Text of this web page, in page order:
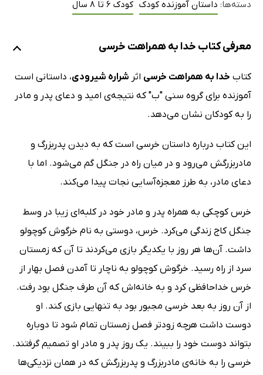
دسته‌ها: داستان آموزنده کودک کودک 6 تا 8 سال
معرفی کتاب خدا به همراهت خرسی
کتاب خدا به همراهت خرسی اثر شراره شیرودی، داستانی است
آموزنده برای گروه سنی "ب" که نتیجه‌ی امید و دعای پدر و مادر
را به کودکان نشان می‌دهد.
این کتاب درباره داستان خرسی است که به دیدن پدر‌بزرگ و
مادر‌بزرگش می‌رود و در میان راه در جنگل گم می‌شود. اما با
دعای مادر، به طرز معجزه‌آسایی نجات پیدا می‌کند.
خرس کوچکی به همراه پدر و مادر خود در کلبه‌ای زیبا در وسط
جنگل کاج زندگی می‌کرد. خرس، دوستی به نام خرگوش کوچولو
داشت. آن‌ها هر روز با یکدیگر بازی می‌کردند تا آن که زمستان
سرد از راه رسید. خرگوش کوچولو به ناچار تا آمدن فصل بهار از
خرس خداحافظی کرد و به خانه‌اش که آن طرف جنگل بود رفت.
از آن روز به بعد خرسی مجبور بود به تنهایی بازی کند. او
دوست داشت هرچه زودتر فصل زمستان تمام شود تا دوباره
بتواند دوست خود را ببیند. یک روز پدر و مادر او تصمیم گرفتند.
خرسی را به خانه‌ی مادربزرگ و پدربزرگش که در همان نزدیکی‌ها